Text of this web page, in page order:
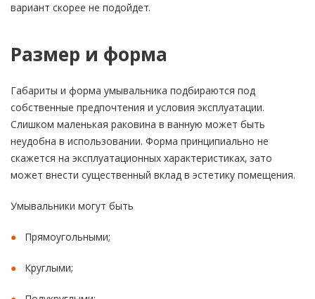
вариант скорее не подойдет.
Размер и форма
Габариты и форма умывальника подбираются под
собственные предпочтения и условия эксплуатации.
Слишком маленькая раковина в ванную может быть
неудобна в использовании. Форма принципиально не
скажется на эксплуатационных характеристиках, зато
может внести существенный вклад в эстетику помещения.
Умывальники могут быть
Прямоугольными;
Круглыми;